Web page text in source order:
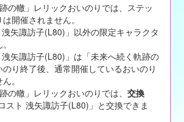
の轍」レリックおいのりでは、ステッ
開催されません。
矢諏訪子(L80)」以外の限定キャラクタ
矢諏訪子(L80)」は「未来へ続く軌跡の
り終了後、通常開催しているおいのり
。
の轍」レリックおいのりでは、 交換
スト 洩矢諏訪子(L80)」と交換できま